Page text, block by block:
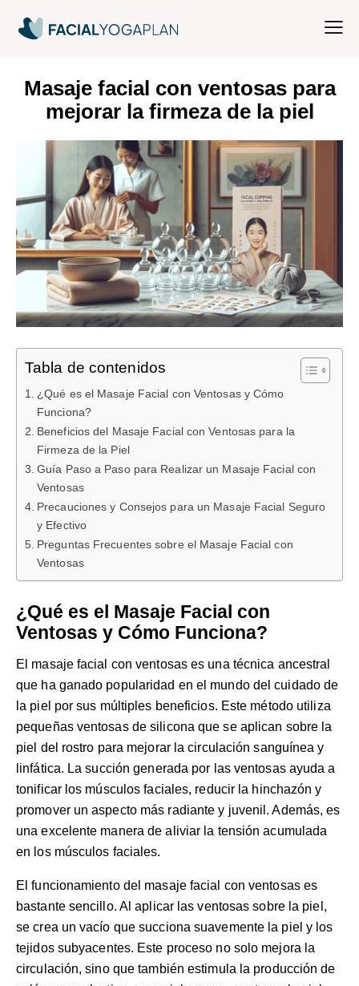
Masaje facial con ventosas para
mejorar la firmeza de la piel
Tabla de contenidos
¿Qué es el Masaje Facial con Ventosas y Cómo
Funciona?
Beneficios del Masaje Facial con Ventosas para la
Firmeza de la Piel
Guía Paso a Paso para Realizar un Masaje Facial con
Ventosas
Precauciones y Consejos para un Masaje Facial Seguro
y Efectivo
Preguntas Frecuentes sobre el Masaje Facial con
Ventosas
¿Qué es el Masaje Facial con
Ventosas y Cómo Funciona?
El masaje facial con ventosas es una técnica ancestral
que ha ganado popularidad en el mundo del cuidado de
la piel por sus múltiples beneficios. Este método utiliza
pequeñas ventosas de silicona que se aplican sobre la
piel del rostro para mejorar la circulación sanguínea y
linfática. La succión generada por las ventosas ayuda a
tonificar los músculos faciales, reducir la hinchazón y
promover un aspecto más radiante y juvenil. Además, es
una excelente manera de aliviar la tensión acumulada
en los músculos faciales.
El funcionamiento del masaje facial con ventosas es
bastante sencillo. Al aplicar las ventosas sobre la piel,
se crea un vacío que succiona suavemente la piel y los
tejidos subyacentes. Este proceso no solo mejora la
circulación, sino que también estimula la producción de